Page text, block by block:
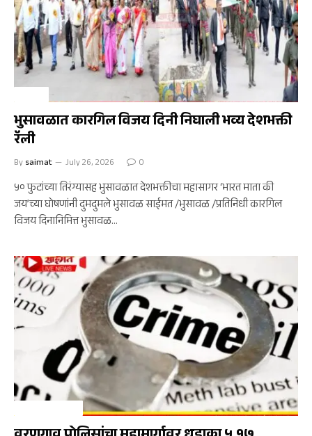
भुसावळात कारगिल विजय दिनी निघाली भव्य देशभक्ती
रॅली
By saimat July 26, 2026 0
५० फुटांच्या तिरंग्यासह भुसावळात देशभक्तीचा महासागर ‘भारत माता की
जय’च्या घोषणांनी दुमदुमले भुसावळ साईमत /भुसावळ /प्रतिनिधी कारगिल
विजय दिनानिमित्त भुसावळ…